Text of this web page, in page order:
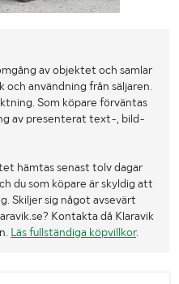
av objektet och samlar
användning från säljaren.
Som köpare förväntas
av presenterat text-, bild-
hämtas senast tolv dagar
du som köpare är skyldig att
Skiljer sig något avsevärt
Kontakta då Klaravik
Läs fullständiga köpvillkor.